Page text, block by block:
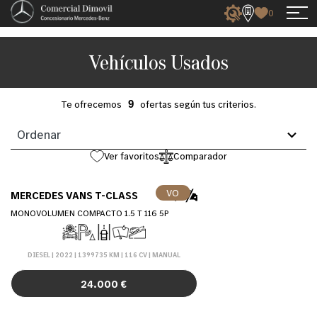
0
Vehículos Usados
Te ofrecemos ofertas según tus criterios.
Ordenar
results
available
Ver favoritos Comparador
VO
MERCEDES VANS T-CLASS
MONOVOLUMEN COMPACTO 1.5 T 116 5P
DIESEL | 2022 | 1399735 KM | 116 CV | MANUAL
24.000 €